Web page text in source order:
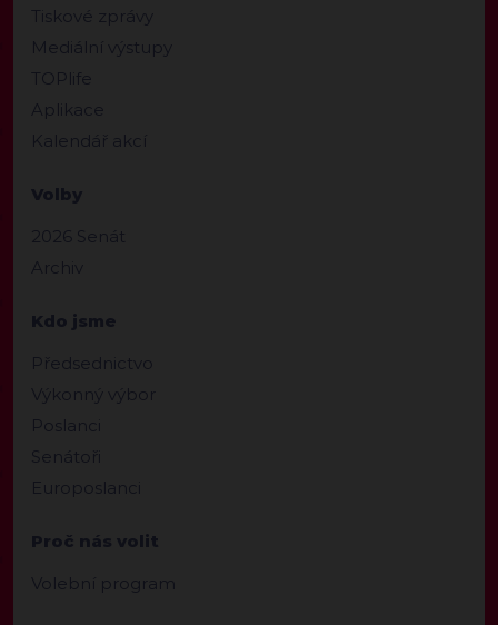
Tiskové zprávy
Mediální výstupy
TOPlife
Aplikace
Kalendář akcí
Volby
2026 Senát
Archiv
Kdo jsme
Předsednictvo
Výkonný výbor
Poslanci
Senátoři
Europoslanci
Proč nás volit
Volební program